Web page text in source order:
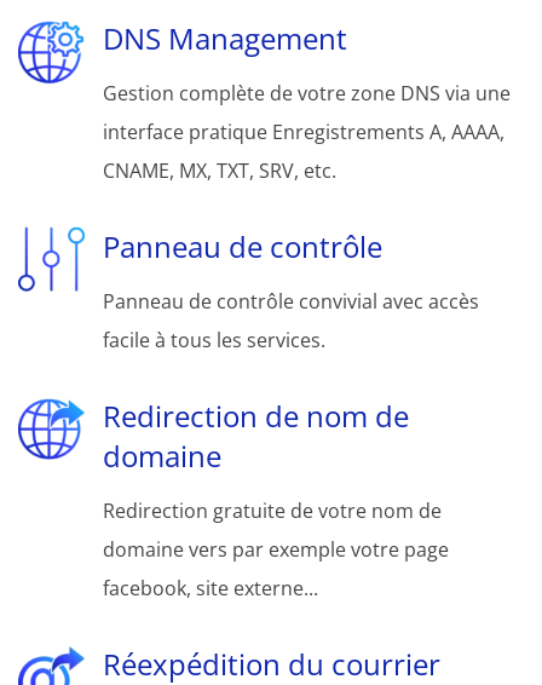
DNS Management
Gestion complète de votre zone DNS via une
interface pratique Enregistrements A, AAAA,
CNAME, MX, TXT, SRV, etc.
Panneau de contrôle
Panneau de contrôle convivial avec accès
facile à tous les services.
Redirection de nom de
domaine
Redirection gratuite de votre nom de
domaine vers par exemple votre page
facebook, site externe...
Réexpédition du courrier